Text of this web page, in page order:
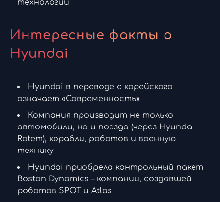
технологий
Интересные факты о
Hyundai
Hyundai в переводе с корейского
означает «Современность»
Компания производит не только
автомобили, но и поезда (через Hyundai
Rotem), корабли, роботов и военную
технику
Hyundai приобрела контрольный пакет
Boston Dynamics – компании, создавшей
роботов SPOT и Atlas